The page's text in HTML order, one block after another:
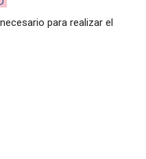
para realizar el